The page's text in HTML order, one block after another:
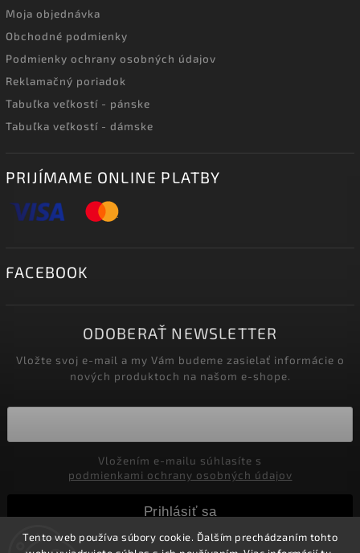
Tento web používa súbory cookie. Ďalším prechádzaním tohto
Moja objednávka
Obchodné podmienky
Podmienky ochrany osobných údajov
Reklamačný poriadok
Tabuľka veľkostí - pánske
Tabuľka veľkostí - dámske
PRIJÍMAME ONLINE PLATBY
FACEBOOK
ODOBERAŤ NEWSLETTER
Vložte svoj e-mail a my Vám budeme zasielať informácie o
nových produktoch na našom e-shope.
podmienkami ochrany osobných údajov
Prihlásiť sa